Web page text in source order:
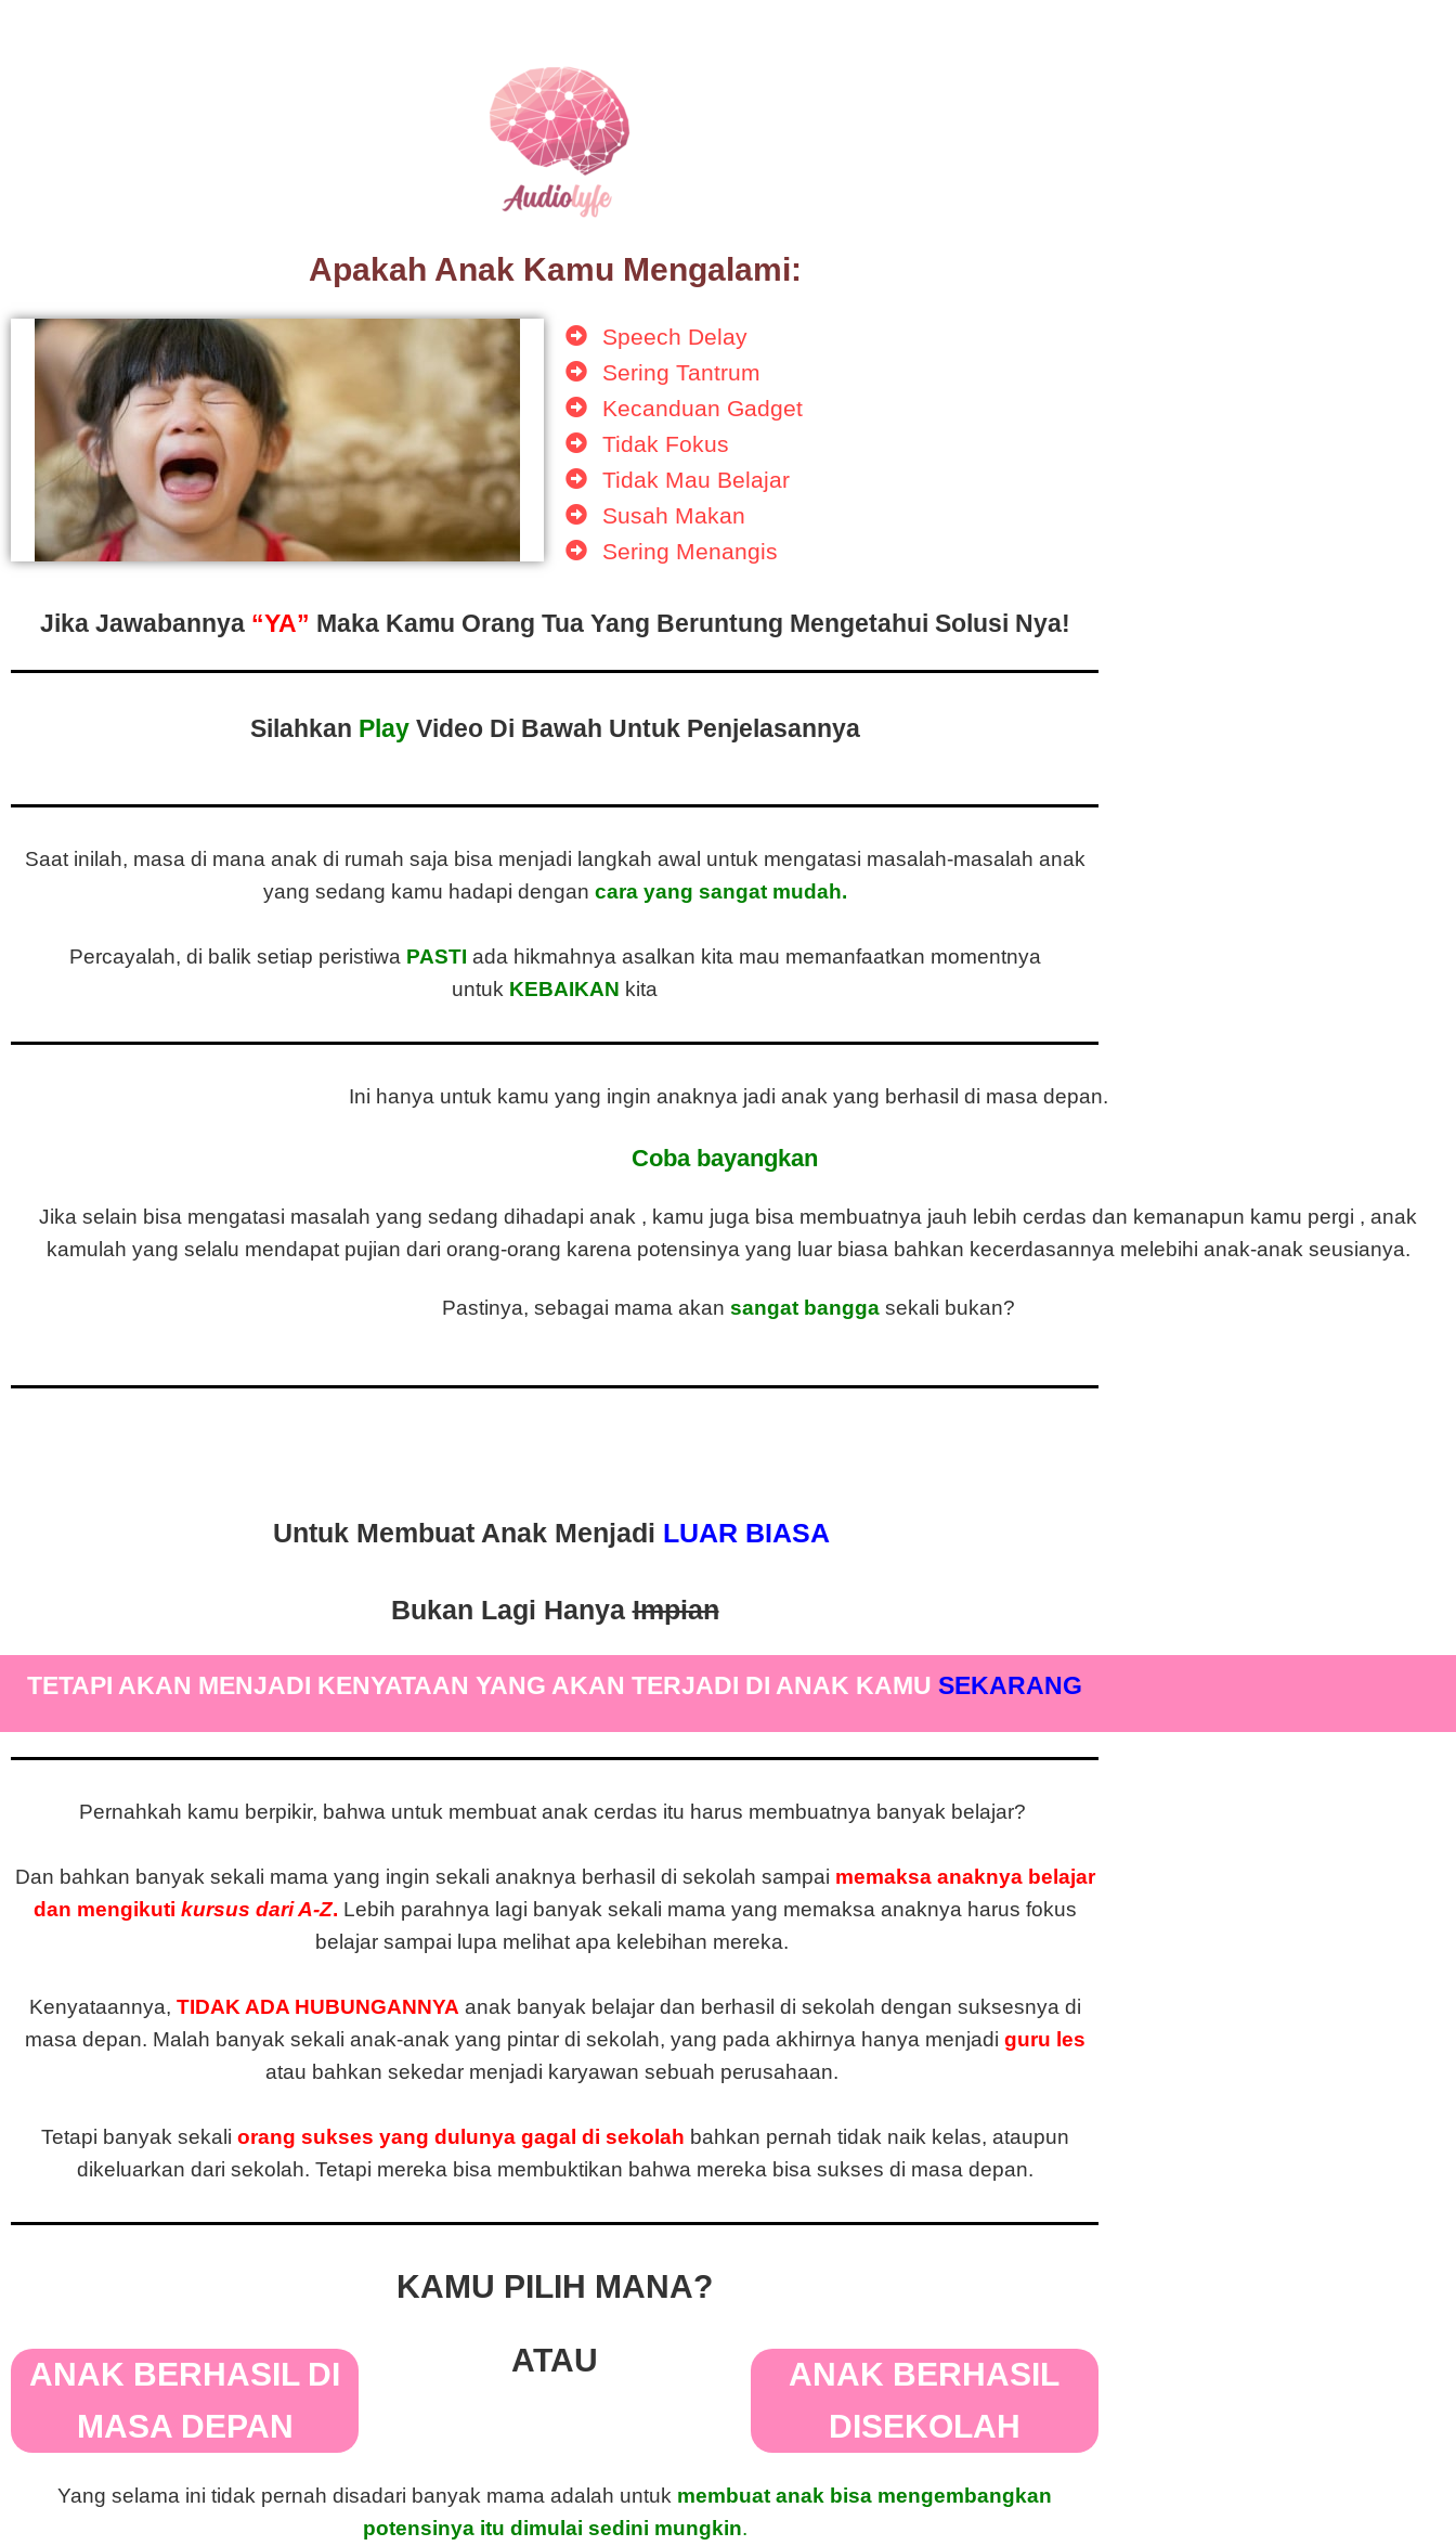
Apakah Anak Kamu Mengalami:
Speech Delay
Sering Tantrum
Kecanduan Gadget
Tidak Fokus
Tidak Mau Belajar
Susah Makan
Sering Menangis
Jika Jawabannya “YA” Maka Kamu Orang Tua Yang Beruntung Mengetahui Solusi Nya!
Silahkan PlayVideo Di Bawah Untuk Penjelasannya
Saat inilah, masa di mana anak di rumah saja bisa menjadi langkah awal untuk mengatasi masalah-masalah anak
yang sedang kamu hadapi dengan cara yang sangat mudah.
Percayalah, di balik setiap peristiwa PASTI ada hikmahnya asalkan kita mau memanfaatkan momentnya
untuk KEBAIKAN kita
Ini hanya untuk kamu yang ingin anaknya jadi anak yang berhasil di masa depan.
Coba bayangkan
Jika selain bisa mengatasi masalah yang sedang dihadapi anak , kamu juga bisa membuatnya jauh lebih cerdas dan kemanapun kamu pergi , anak
kamulah yang selalu mendapat pujian dari orang-orang karena potensinya yang luar biasa bahkan kecerdasannya melebihi anak-anak seusianya.
Pastinya, sebagai mama akan sangat banggasekali bukan?
Untuk Membuat Anak Menjadi LUAR BIASA
Bukan Lagi HanyaImpian
TETAPI AKAN MENJADI KENYATAAN YANG AKAN TERJADI DI ANAK KAMU SEKARANG
Pernahkah kamu berpikir, bahwa untuk membuat anak cerdas itu harus membuatnya banyak belajar?
Dan bahkan banyak sekali mama yang ingin sekali anaknya berhasil di sekolah sampai memaksa anaknya belajar
dan mengikuti kursus dari A-Z. Lebih parahnya lagi banyak sekali mama yang memaksa anaknya harus fokus
belajar sampai lupa melihat apa kelebihan mereka.
Kenyataannya, TIDAK ADA HUBUNGANNYA anak banyak belajar dan berhasil di sekolah dengan suksesnya di
masa depan. Malah banyak sekali anak-anak yang pintar di sekolah, yang pada akhirnya hanya menjadi guru les
atau bahkan sekedar menjadi karyawan sebuah perusahaan.
Tetapi banyak sekali orang sukses yang dulunya gagal di sekolah bahkan pernah tidak naik kelas, ataupun
dikeluarkan dari sekolah. Tetapi mereka bisa membuktikan bahwa mereka bisa sukses di masa depan.
KAMU PILIH MANA?
ANAK BERHASIL
DISEKOLAH
ATAU
ANAK BERHASIL DI
MASA DEPAN
Yang selama ini tidak pernah disadari banyak mama adalah untuk membuat anak bisa mengembangkan
potensinya itu dimulai sedini mungkin.